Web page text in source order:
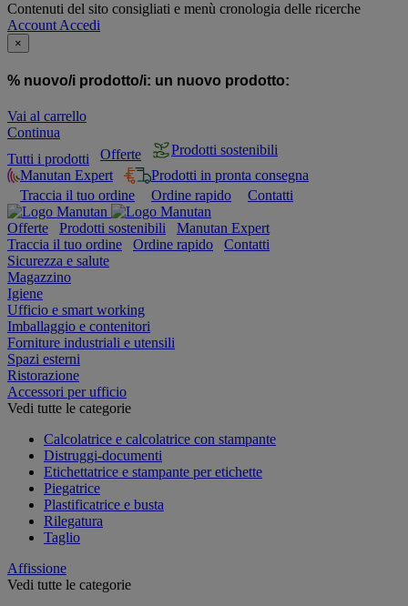
Contenuti del sito consigliati e menù cronologia delle ricerche
Account Accedi
×
% nuovo/i prodotto/i: un nuovo prodotto:
Vai al carrello
Continua
Tutti i prodotti
Offerte
Prodotti sostenibili
Manutan Expert
Prodotti in pronta consegna
Traccia il tuo ordine
Ordine rapido Contatti
Offerte Prodotti sostenibili
Manutan Expert
Traccia il tuo ordine
Ordine rapido
Contatti
Sicurezza e salute
Magazzino
Igiene
Ufficio e smart working
Imballaggio e contenitori
Forniture industriali e utensili
Spazi esterni
Ristorazione
Accessori per ufficio
Vedi tutte le categorie
Calcolatrice e calcolatrice con stampante
Distruggi-documenti
Etichettatrice e stampante per etichette
Piegatrice
Plastificatrice e busta
Rilegatura
Taglio
Affissione
Vedi tutte le categorie